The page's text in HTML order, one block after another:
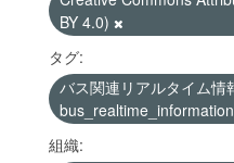
BY 4.0)
タグ:
バス関連リアルタイム情
bus_realtime_information
組織: